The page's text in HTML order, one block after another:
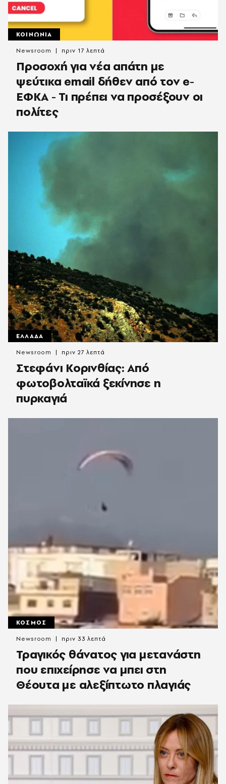
ΚΟΙΝΩΝΙΑ
Προσοχή για νέα απάτη με
ψεύτικα email δήθεν από τον e-
ΕΦΚΑ - Τι πρέπει να προσέξουν οι
πολίτες
Newsroom πριν 17 λεπτά
ΕΛΛΑΔΑ
Στεφάνι Κορινθίας: Από
φωτοβολταϊκά ξεκίνησε η
πυρκαγιά
Newsroom πριν 27 λεπτά
ΚΟΣΜΟΣ
Τραγικός θάνατος για μετανάστη
που επιχείρησε να μπει στη
Θέουτα με αλεξίπτωτο πλαγιάς
Newsroom πριν 33 λεπτά